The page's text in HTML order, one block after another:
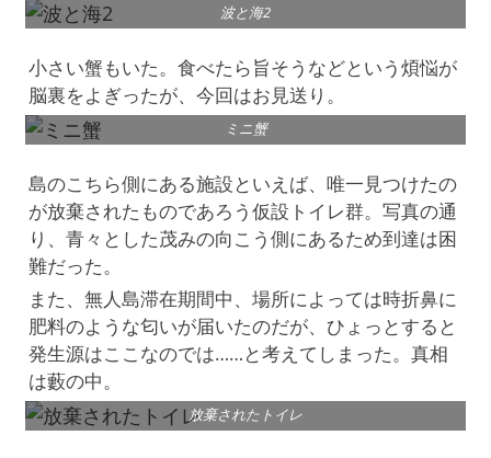
波と海2
小さい蟹もいた。食べたら旨そうなどという煩悩が
脳裏をよぎったが、今回はお見送り。
ミニ蟹
島のこちら側にある施設といえば、唯一見つけたの
が放棄されたものであろう仮設トイレ群。写真の通
り、青々とした茂みの向こう側にあるため到達は困
難だった。
また、無人島滞在期間中、場所によっては時折鼻に
肥料のような匂いが届いたのだが、ひょっとすると
発生源はここなのでは……と考えてしまった。真相
は藪の中。
放棄されたトイレ